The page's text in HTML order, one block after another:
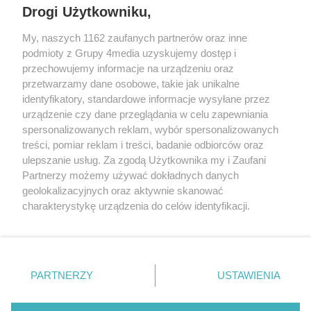
Redakcja Reklama Prywatność
Praca Łódź
the:protocol
Facebook.com
Youtube.com
Drogi Użytkowniku,
My, naszych 1162 zaufanych partnerów oraz inne
podmioty z Grupy 4media uzyskujemy dostęp i
przechowujemy informacje na urządzeniu oraz
przetwarzamy dane osobowe, takie jak unikalne
identyfikatory, standardowe informacje wysyłane przez
urządzenie czy dane przeglądania w celu zapewniania
spersonalizowanych reklam, wybór spersonalizowanych
treści, pomiar reklam i treści, badanie odbiorców oraz
ulepszanie usług. Za zgodą Użytkownika my i Zaufani
Partnerzy możemy używać dokładnych danych
geolokalizacyjnych oraz aktywnie skanować
charakterystykę urządzenia do celów identyfikacji.
zmienić/wycofać klikając przycisk ustawień prywatności
znajdujący się w lewym dolnym rogu strony
. Niektóre
PARTNERZY USTAWIENIA